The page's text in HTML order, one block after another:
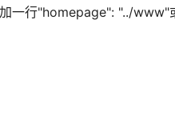
行"homepage": "../www"